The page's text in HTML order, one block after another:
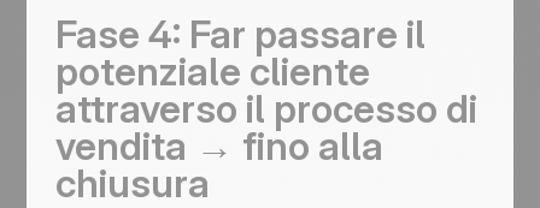
Fase 4: Far passare il
potenziale cliente
attraverso il processo di
vendita → fino alla
chiusura